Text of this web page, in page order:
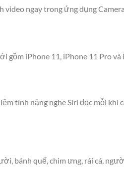
ngay trong ứng dụng
gồm iPhone 11, iPhone 11 Pro và
tính năng nghe Siri đọc mỗi khi
bánh quế, chim ưng, rái cá,